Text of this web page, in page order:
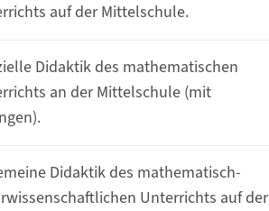
auf der Mittelschule.
Didaktik des mathematischen
an der Mittelschule (mit
Didaktik des mathematisch-
Unterrichts auf der